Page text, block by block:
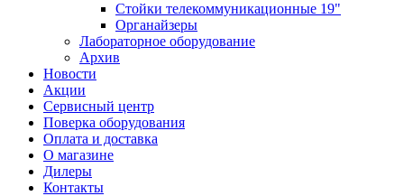
Стойки телекоммуникационные 19"
Органайзеры
Лабораторное оборудование
Архив
Новости
Акции
Сервисный центр
Поверка оборудования
Оплата и доставка
О магазине
Дилеры
Контакты